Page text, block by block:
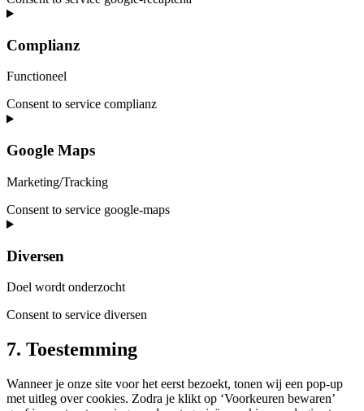
Complianz
Functioneel
Consent to service complianz
Google Maps
Marketing/Tracking
Consent to service google-maps
Diversen
Doel wordt onderzocht
Consent to service diversen
7. Toestemming
Wanneer je onze site voor het eerst bezoekt, tonen wij een pop-up
met uitleg over cookies. Zodra je klikt op ‘Voorkeuren bewaren’